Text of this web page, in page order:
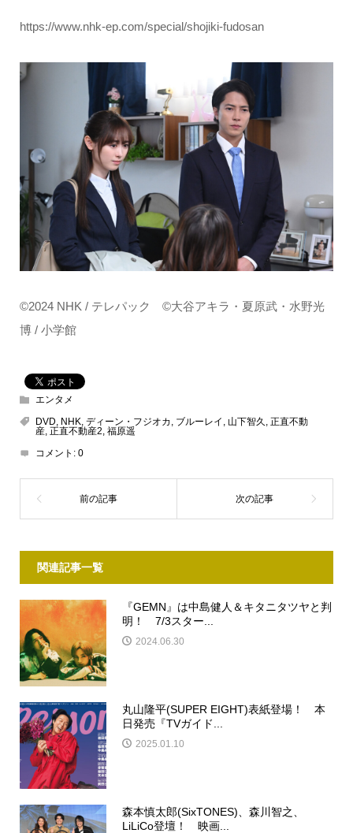
https://www.nhk-ep.com/special/shojiki-fudosan
©2024 NHK / テレパック ©大谷アキラ・夏原武・水野光
博 / 小学館
エンタメ
DVD, NHK, ディーン・フジオカ , ブルーレイ , 山下智久 , 正直不動
産, 正直不動産2, 福原遥
コメント: 0
関連記事一覧
『GEMN』は中島健人＆キタニタツヤと判
明！ 7/3スター...
2024.06.30
丸山隆平(SUPER EIGHT)表紙登場！ 本
日発売『TVガイド...
2025.01.10
森本慎太郎(SixTONES)、森川智之、
LiLiCo登壇！ 映画...